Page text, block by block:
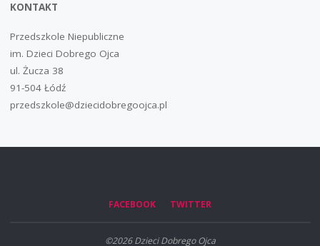
KONTAKT
Przedszkole Niepubliczne
im. Dzieci Dobrego Ojca
ul. Żucza 38
91-504 Łódź
przedszkole@dziecidobregoojca.pl
FACEBOOK TWITTER
©2026 Dzieci Dobrego Ojca